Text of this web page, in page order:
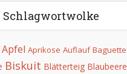
Schlagwortwolke
Apfel Aprikose Auflauf Baguette
Biskuit Blätterteig Blaubeere